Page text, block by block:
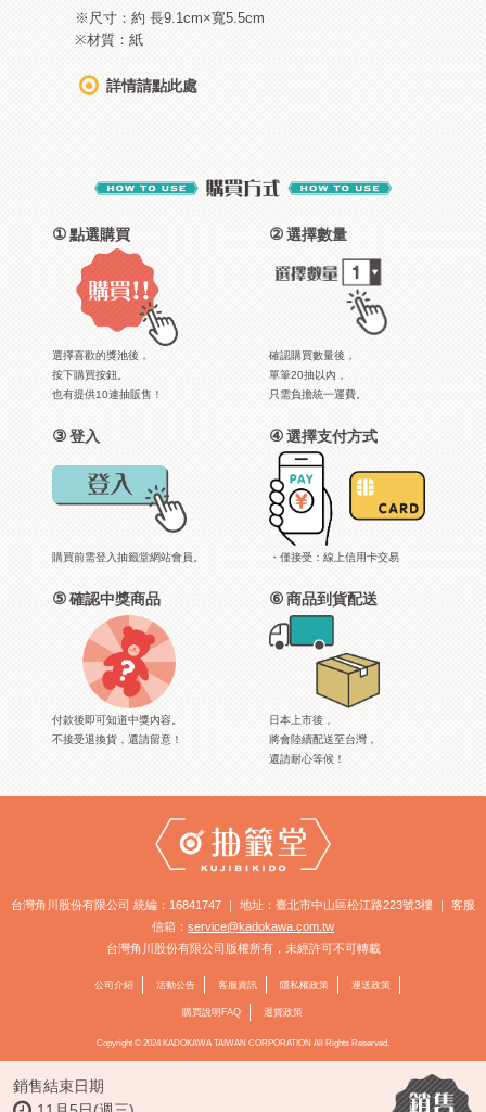
※尺寸：約 長9.1cm×寬5.5cm
※材質：紙
詳情請點此處
①點選購買
選擇喜歡的獎池後，
按下購買按鈕。
也有提供10連抽販售！
②選擇數量
確認購買數量後，
單筆20抽以內，
只需負擔統一運費。
③登入
購買前需登入抽籤堂網站會員。
④選擇支付方式
・僅接受：線上信用卡交易
⑤確認中獎商品
付款後即可知道中獎內容。
不接受退換貨，還請留意！
⑥商品到貨配送
日本上市後，
將會陸續配送至台灣，
還請耐心等候！
台灣角川股份有限公司 統編：16841747 ｜ 地址：臺北市中山區松江路223號3樓 ｜ 客服
信箱： service@kadokawa.com.tw
台灣角川股份有限公司版權所有，未經許可不可轉載
公司介紹 活動公告 客服資訊 隱私權政策 運送政策
購買說明FAQ 退貨政策
Copyright © 2024 KADOKAWA TAIWAN CORPORATION All Rights Reserved.
銷售結束日期